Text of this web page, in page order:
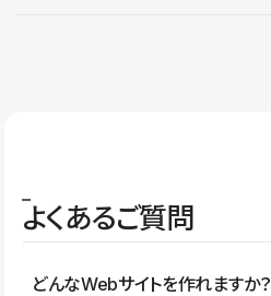
よくあるご質問
どんなWebサイトを作れますか？